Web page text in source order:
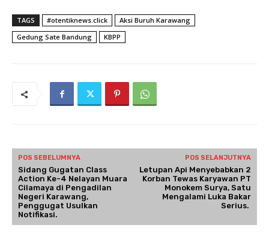
TAGS #otentiknews.click
Aksi Buruh Karawang
Gedung Sate Bandung
KBPP
POS SEBELUMNYA
Sidang Gugatan Class
Action Ke-4 Nelayan Muara
Cilamaya di Pengadilan
Negeri Karawang,
Penggugat Usulkan
Notifikasi.
POS SELANJUTNYA
Letupan Api Menyebabkan 2
Korban Tewas Karyawan PT
Monokem Surya, Satu
Mengalami Luka Bakar
Serius.